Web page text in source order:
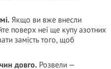
Якщо ви вже внесли
поверх неї ще купу азотних
замість того, щоб
довго. Розвели —